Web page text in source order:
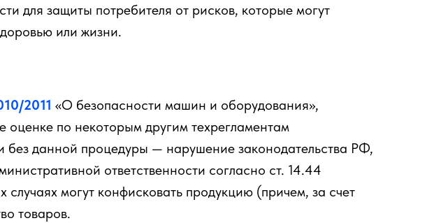
для защиты потребителя от рисков, которые могут
или жизни.
2011 «О безопасности машин и оборудования»,
по некоторым другим техрегламентам
без данной процедуры — нарушение законодательства РФ,
ответственности согласно ст. 14.44
могут конфисковать продукцию (причем, за счет
товаров.